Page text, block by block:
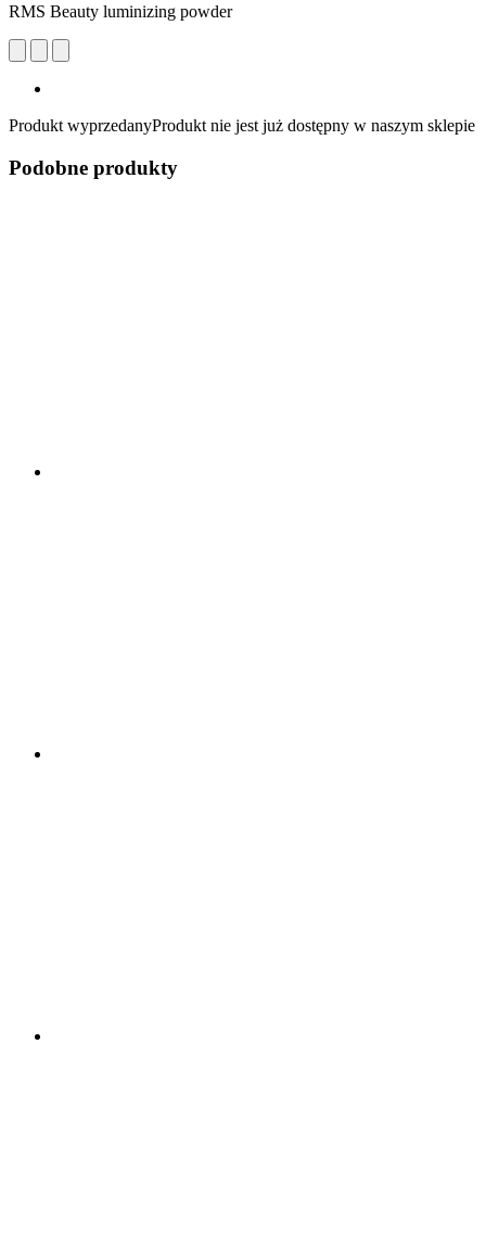
RMS Beauty luminizing powder
Produkt wyprzedanyProdukt nie jest już dostępny w naszym sklepie
Podobne produkty